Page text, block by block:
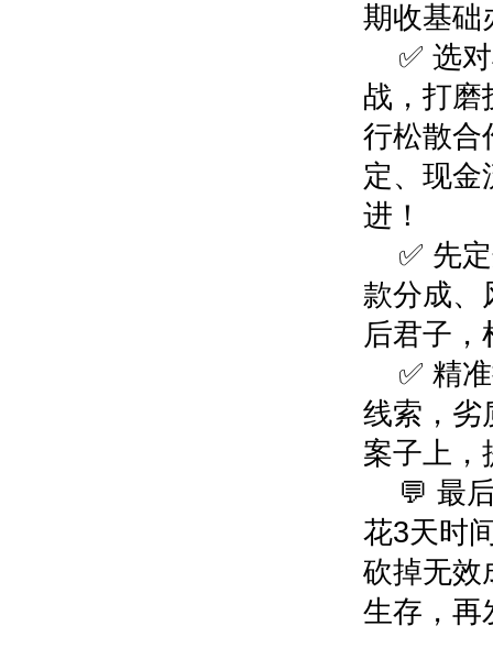
期收基础
✅ 选
战，打磨
行松散合
定、现金
进！
✅ 先
款分成、
后君子
✅ 精
线索，劣
案子上
💬 最
花3天时
砍掉无效
生存，